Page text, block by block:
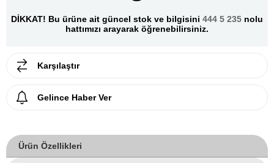
DİKKAT! Bu ürüne ait güncel stok ve bilgisini 444 5 235 nolu
hattımızı arayarak öğrenebilirsiniz.
Karşılaştır
Gelince Haber Ver
Ürün Özellikleri